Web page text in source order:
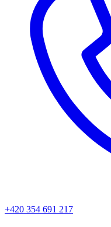
+420 354 691 217